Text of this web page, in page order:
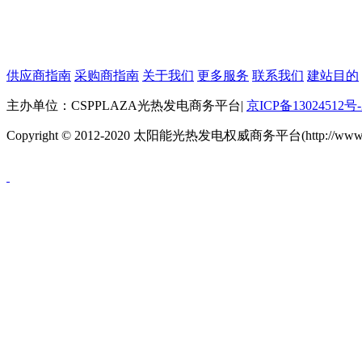
供应商指南 采购商指南 关于我们 更多服务 联系我们 建站目的
主办单位：CSPPLAZA光热发电商务平台| 京ICP备13024512号
Copyright © 2012-2020 太阳能光热发电权威商务平台(http://